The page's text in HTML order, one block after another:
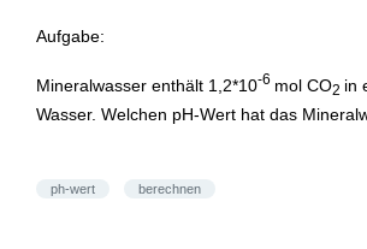
Aufgabe:
Mineralwasser enthält 1,2*10-6 mol CO2 in
Wasser. Welchen pH-Wert hat das
ph-wert berechnen